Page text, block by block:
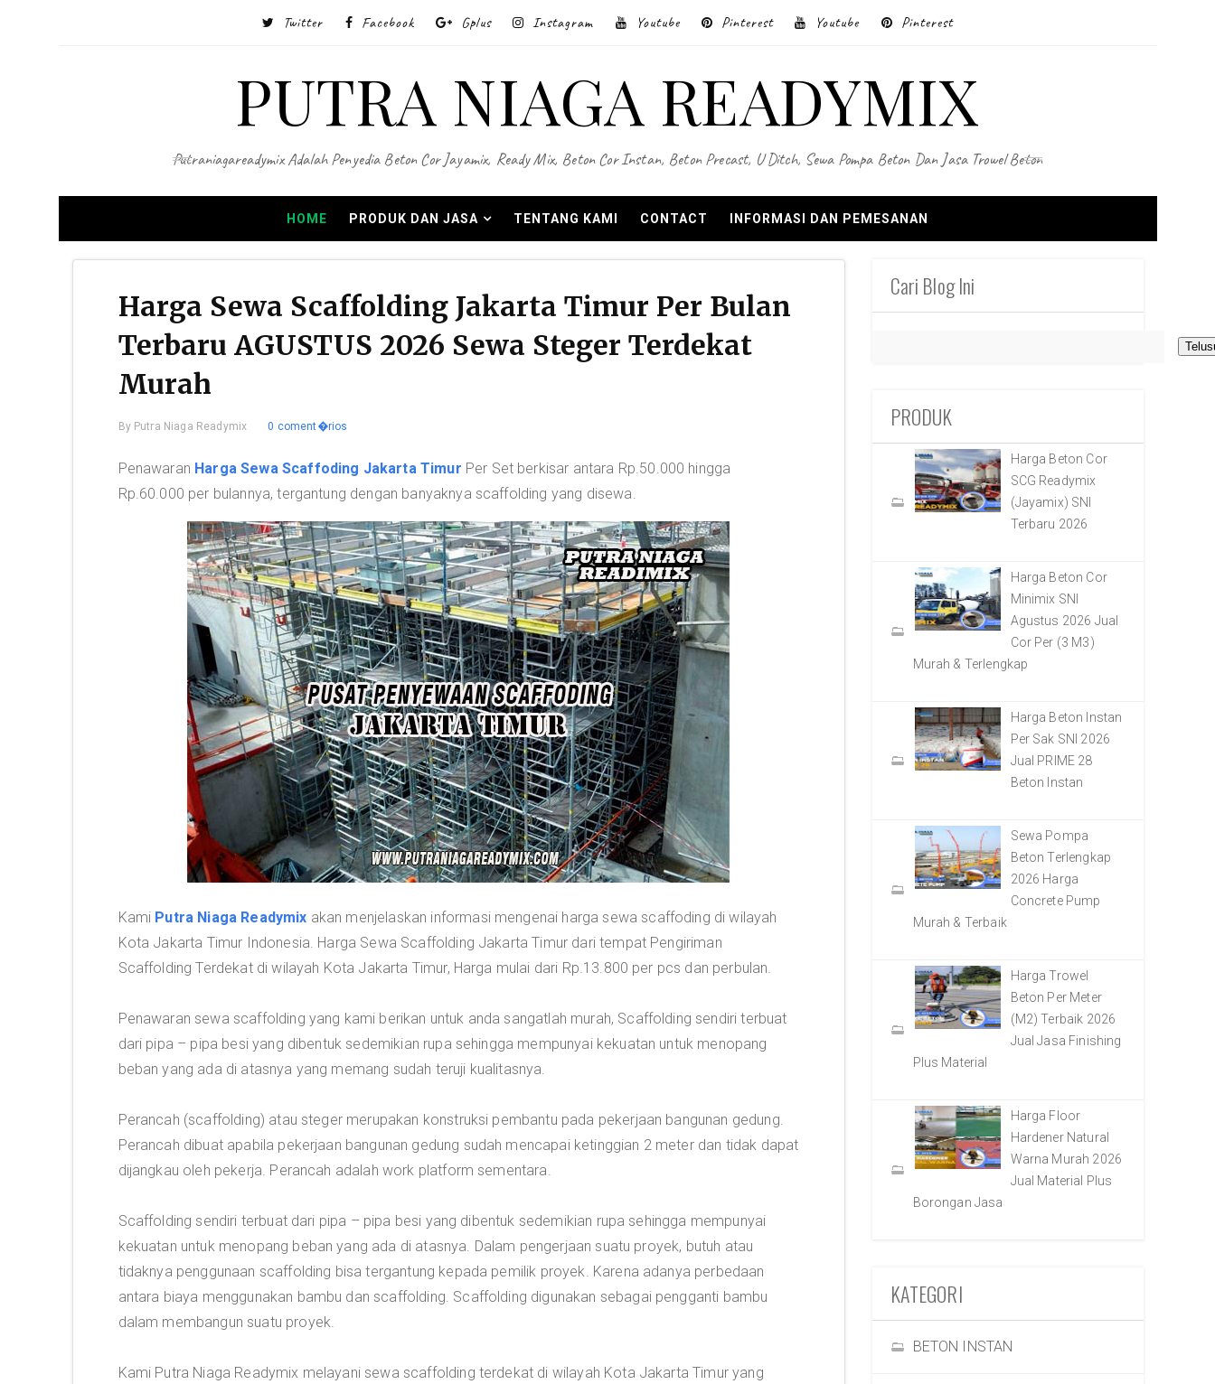
Twitter Facebook Gplus Instagram Youtube Pinterest Youtube Pinterest
PUTRA NIAGA READYMIX
Putraniagareadymix Adalah Penyedia Beton Cor Jayamix, Ready Mix, Beton Cor Instan, Beton Precast, U Ditch, Sewa Pompa Beton Dan Jasa Trowel Beton
HOME PRODUK DAN JASA TENTANG KAMI CONTACT INFORMASI DAN PEMESANAN
Harga Sewa Scaffolding Jakarta Timur Per Bulan
Terbaru AGUSTUS 2026 Sewa Steger Terdekat
Murah
By Putra Niaga Readymix 0 coment�rios
Penawaran Harga Sewa Scaffoding Jakarta Timur Per Set berkisar antara Rp.50.000 hingga
Rp.60.000 per bulannya, tergantung dengan banyaknya scaffolding yang disewa.
Kami Putra Niaga Readymix akan menjelaskan informasi mengenai harga sewa scaffoding di wilayah
Kota Jakarta Timur Indonesia. Harga Sewa Scaffolding Jakarta Timur dari tempat Pengiriman
Scaffolding Terdekat di wilayah Kota Jakarta Timur, Harga mulai dari Rp.13.800 per pcs dan perbulan.
Penawaran sewa scaffolding yang kami berikan untuk anda sangatlah murah, Scaffolding sendiri terbuat
dari pipa – pipa besi yang dibentuk sedemikian rupa sehingga mempunyai kekuatan untuk menopang
beban yang ada di atasnya yang memang sudah teruji kualitasnya.
Perancah (scaffolding) atau steger merupakan konstruksi pembantu pada pekerjaan bangunan gedung.
Perancah dibuat apabila pekerjaan bangunan gedung sudah mencapai ketinggian 2 meter dan tidak dapat
dijangkau oleh pekerja. Perancah adalah work platform sementara.
Scaffolding sendiri terbuat dari pipa – pipa besi yang dibentuk sedemikian rupa sehingga mempunyai
kekuatan untuk menopang beban yang ada di atasnya. Dalam pengerjaan suatu proyek, butuh atau
tidaknya penggunaan scaffolding bisa tergantung kepada pemilik proyek. Karena adanya perbedaan
antara biaya menggunakan bambu dan scaffolding. Scaffolding digunakan sebagai pengganti bambu
dalam membangun suatu proyek.
Kami Putra Niaga Readymix melayani sewa scaffolding terdekat di wilayah Kota Jakarta Timur yang
Cari Blog Ini
PRODUK
Harga Beton Cor
SCG Readymix
(Jayamix) SNI
Terbaru 2026
Harga Beton Cor
Minimix SNI
Agustus 2026 Jual
Cor Per (3 M3)
Murah & Terlengkap
Harga Beton Instan
Per Sak SNI 2026
Jual PRIME 28
Beton Instan
Sewa Pompa
Beton Terlengkap
2026 Harga
Concrete Pump
Murah & Terbaik
Harga Trowel
Beton Per Meter
(M2) Terbaik 2026
Jual Jasa Finishing
Plus Material
Harga Floor
Hardener Natural
Warna Murah 2026
Jual Material Plus
Borongan Jasa
KATEGORI
BETON INSTAN